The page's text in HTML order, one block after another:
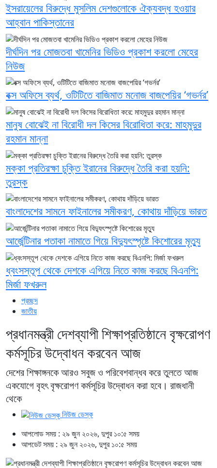
প্রচ্ছদ
জাতীয়
প্রধানমন্ত্রী দেশব্যাপী শিক্ষাপ্রতিষ্ঠানে বৃক্ষরোপণ
কর্মসূচির উদ্বোধন করবেন আজ
দেশের শিক্ষাঙ্গনকে আরও সবুজ ও পরিবেশবান্ধব করে তুলতে আজ
একযোগে বৃহৎ বৃক্ষরোপণ কর্মসূচির উদ্বোধন করা হবে। রাজধানী
থেকে
নিউজ ডেস্ক
আপলোড সময় : ২৯ জুন ২০২৬, দুপুর ১০:৫ সময়
আপডেট সময় : ২৯ জুন ২০২৬, দুপুর ১০:৫ সময়
ইসরায়েলের বিরুদ্ধে মুসলিম দেশগুলোকে ঐক্যবদ্ধ হওয়ার
আহ্বান পাকিস্তানের
দীর্ঘদিন পর মোজতবা খামেনির ভিডিও প্রকাশ করলো মেহের
নিউজ
বক্স অফিসে ব্যর্থ, ওটিটিতে বাজিমাত মনোজ বাজপেয়ির ‘গভর্নর’
মানুষ বোঝেই না বিরোধী দল কিসের বিরোধিতা করে: মাহমুদুর
রহমান মান্না
মক্কা প্রতিরক্ষা চুক্তি ইরানের বিরুদ্ধে তৈরি করা হয়নি:
তুরস্ক
বাংলাদেশের সামনে ফাইনালের সমীকরণ, কোথায় দাঁড়িয়ে ভারত
আর্জেন্টিনার পতাকা নামাতে গিয়ে বিদ্যুৎস্পৃষ্টে কিশোরের মৃত্যু
ধ্বংসস্তূপ থেকে দেশকে এগিয়ে নিতে কাজ করছে বিএনপি:
মির্জা ফখরুল